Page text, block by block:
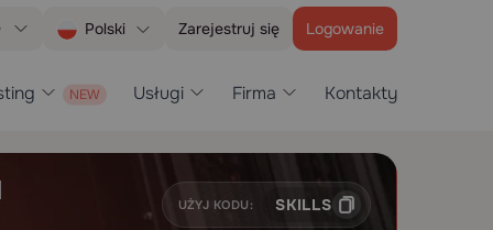
Polski Zarejestruj się Logowanie
Usługi Firma Kontakty
UŻYJ KODU: SKILLS